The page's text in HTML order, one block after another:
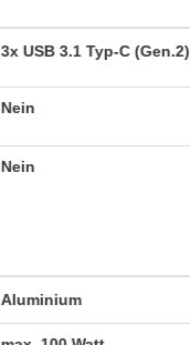
3x USB 3.1 Typ-C (Gen.2)
Nein
Nein
Aluminium